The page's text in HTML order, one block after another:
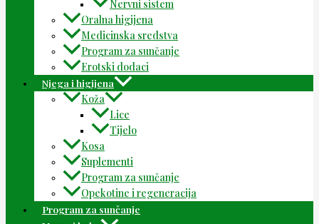
Nervni sistem
Oralna higijena
Medicinska sredstva
Program za sunčanje
Erotski dodaci
Njega i higijena
Koža
Lice
Tijelo
Kosa
Suplementi
Program za sunčanje
Opekotine i regeneracija
Program za sunčanje